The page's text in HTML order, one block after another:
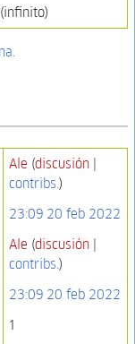
Ale (discusión|
contribs. )
23:09 20 feb 2022
Ale (discusión|
contribs. )
23:09 20 feb 2022
1